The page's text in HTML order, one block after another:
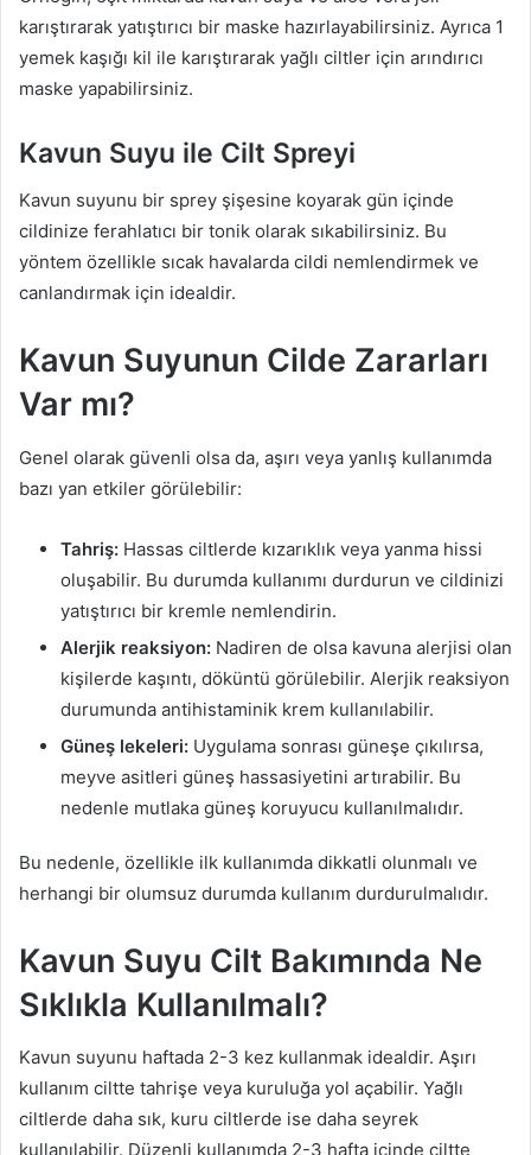
karıştırarak yatıştırıcı bir maske hazırlayabilirsiniz. Ayrıca 1
yemek kaşığı kil ile karıştırarak yağlı ciltler için arındırıcı
maske yapabilirsiniz.
Kavun Suyu ile Cilt Spreyi
Kavun suyunu bir sprey şişesine koyarak gün içinde
cildinize ferahlatıcı bir tonik olarak sıkabilirsiniz. Bu
yöntem özellikle sıcak havalarda cildi nemlendirmek ve
canlandırmak için idealdir.
Kavun Suyunun Cilde Zararları
Var mı?
Genel olarak güvenli olsa da, aşırı veya yanlış kullanımda
bazı yan etkiler görülebilir:
Tahriş: Hassas ciltlerde kızarıklık veya yanma hissi
oluşabilir. Bu durumda kullanımı durdurun ve cildinizi
yatıştırıcı bir kremle nemlendirin.
Alerjik reaksiyon: Nadiren de olsa kavuna alerjisi olan
kişilerde kaşıntı, döküntü görülebilir. Alerjik reaksiyon
durumunda antihistaminik krem kullanılabilir.
Güneş lekeleri: Uygulama sonrası güneşe çıkılırsa,
meyve asitleri güneş hassasiyetini artırabilir. Bu
nedenle mutlaka güneş koruyucu kullanılmalıdır.
Bu nedenle, özellikle ilk kullanımda dikkatli olunmalı ve
herhangi bir olumsuz durumda kullanım durdurulmalıdır.
Kavun Suyu Cilt Bakımında Ne
Sıklıkla Kullanılmalı?
Kavun suyunu haftada 2-3 kez kullanmak idealdir. Aşırı
kullanım ciltte tahrişe veya kuruluğa yol açabilir. Yağlı
ciltlerde daha sık, kuru ciltlerde ise daha seyrek
kullanılabilir. Düzenli kullanımda 2-3 hafta içinde ciltte